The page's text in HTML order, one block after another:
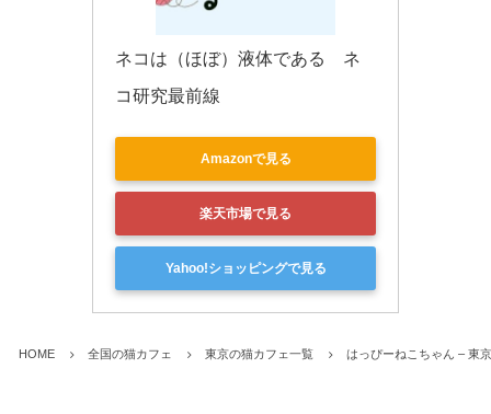
ネコは（ほぼ）液体である　ネ
コ研究最前線
Amazonで見る
楽天市場で見る
Yahoo!ショッピングで見る
HOME 全国の猫カフェ 東京の猫カフェ一覧 はっぴーねこちゃん – 東